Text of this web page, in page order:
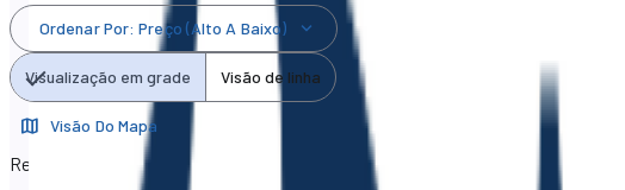
Ordenar Por:Preço (alto A Baixo)
Visualização em grade Visão de linha
Visão Do Mapa
Resultados por página